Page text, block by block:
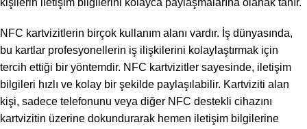
kişilerin iletişim bilgilerini kolayca paylaşmalarına olanak tanır.
NFC kartvizitlerin birçok kullanım alanı vardır. İş dünyasında,
bu kartlar profesyonellerin iş ilişkilerini kolaylaştırmak için
tercih ettiği bir yöntemdir. NFC kartvizitler sayesinde, iletişim
bilgileri hızlı ve kolay bir şekilde paylaşılabilir. Kartviziti alan
kişi, sadece telefonunu veya diğer NFC destekli cihazını
kartvizitin üzerine dokundurarak hemen iletişim bilgilerine